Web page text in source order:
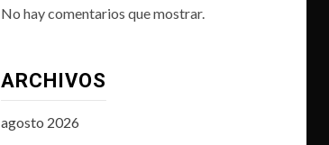
No hay comentarios que mostrar.
ARCHIVOS
agosto 2026